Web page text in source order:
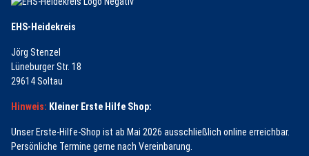
EHS-Heidekreis
Jörg Stenzel
Lüneburger Str. 18
29614 Soltau
Hinweis: Kleiner Erste Hilfe Shop:
Unser Erste-Hilfe-Shop ist ab Mai 2026 ausschließlich online erreichbar.
Persönliche Termine gerne nach Vereinbarung.